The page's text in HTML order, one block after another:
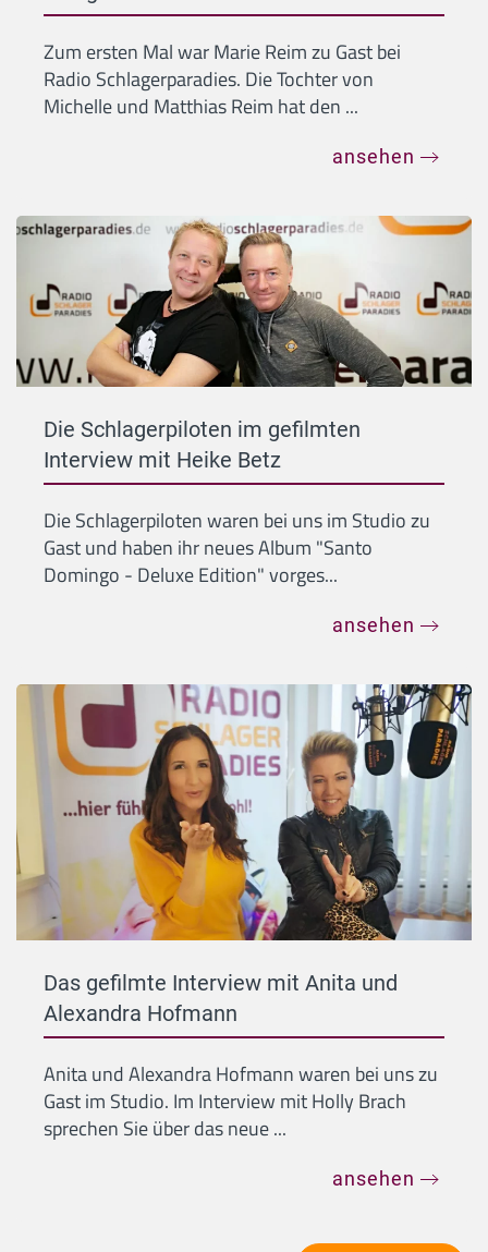
Zum ersten Mal war Marie Reim zu Gast bei
Radio Schlagerparadies. Die Tochter von
Michelle und Matthias Reim hat den ...
ansehen
Die Schlagerpiloten im gefilmten
Interview mit Heike Betz
Die Schlagerpiloten waren bei uns im Studio zu
Gast und haben ihr neues Album "Santo
Domingo - Deluxe Edition" vorges...
ansehen
Das gefilmte Interview mit Anita und
Alexandra Hofmann
Anita und Alexandra Hofmann waren bei uns zu
Gast im Studio. Im Interview mit Holly Brach
sprechen Sie über das neue ...
ansehen